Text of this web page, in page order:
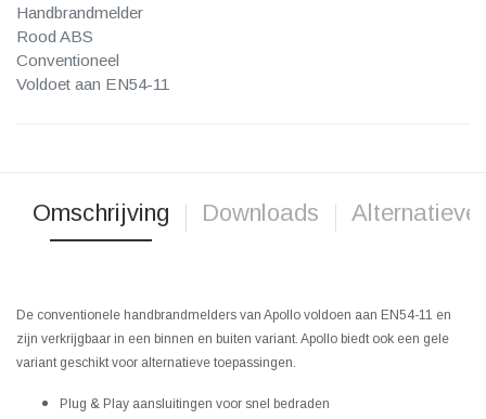
Handbrandmelder
Rood ABS
Conventioneel
Voldoet aan EN54-11
Omschrijving Downloads Alternatieve
De conventionele handbrandmelders van Apollo voldoen aan EN54-11 en
zijn verkrijgbaar in een binnen en buiten variant. Apollo biedt ook een gele
variant geschikt voor alternatieve toepassingen.
Plug & Play aansluitingen voor snel bedraden